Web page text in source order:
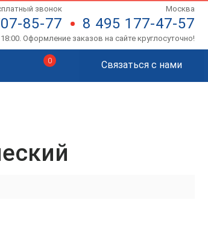
Москва
8 495 177-47-57
звонок
85-77
Оформление заказов на сайте круглосуточно!
Связаться с нами
0